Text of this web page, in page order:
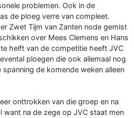
problemen. Ook in de
de ploeg verre van compleet.
Zwet Tijm van Zanten node gemist
over Mees Clemens en Hans
helft van de competitie heeft JVC
ploegen die ook allemaal nog
de komende weken alleen
onttrokken van die groep en na
want na de zege op JVC staat men